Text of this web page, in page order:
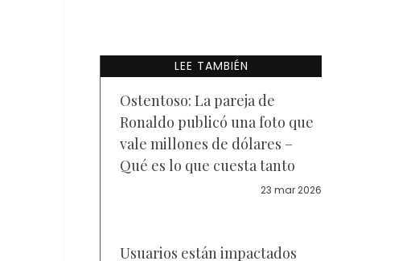
LEE TAMBIÉN
Ostentoso: La pareja de
Ronaldo publicó una foto que
vale millones de dólares –
Qué es lo que cuesta tanto
23 mar 2026
Usuarios están impactados